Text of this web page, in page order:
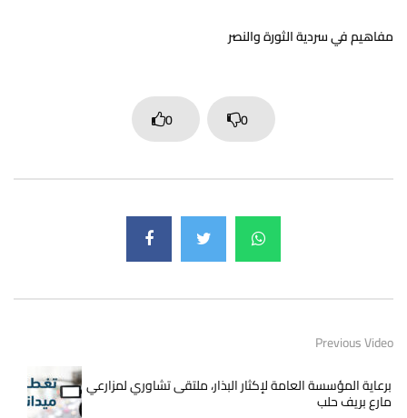
مفاهيم في سردية الثورة والنصر
0 0
Previous Video
برعاية المؤسسة العامة لإكثار البذار، ملتقى تشاوري لمزارعي
مارع بريف حلب